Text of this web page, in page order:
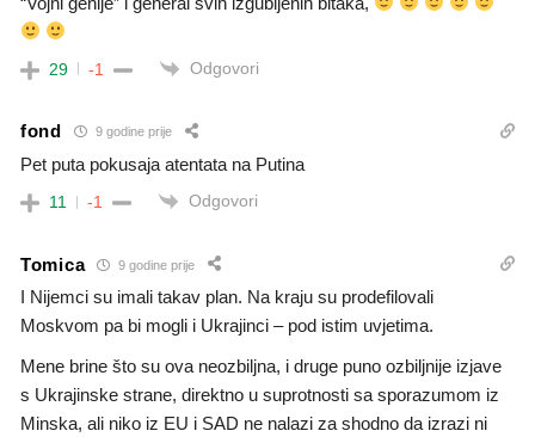
29 -1 Odgovori
fond 9 godine prije
Pet puta pokusaja atentata na Putina
11 -1 Odgovori
Tomica 9 godine prije
I Nijemci su imali takav plan. Na kraju su prodefilovali
Moskvom pa bi mogli i Ukrajinci – pod istim uvjetima.
Mene brine što su ova neozbiljna, i druge puno ozbiljnije izjave
s Ukrajinske strane, direktno u suprotnosti sa sporazumom iz
Minska, ali niko iz EU i SAD ne nalazi za shodno da izrazi ni